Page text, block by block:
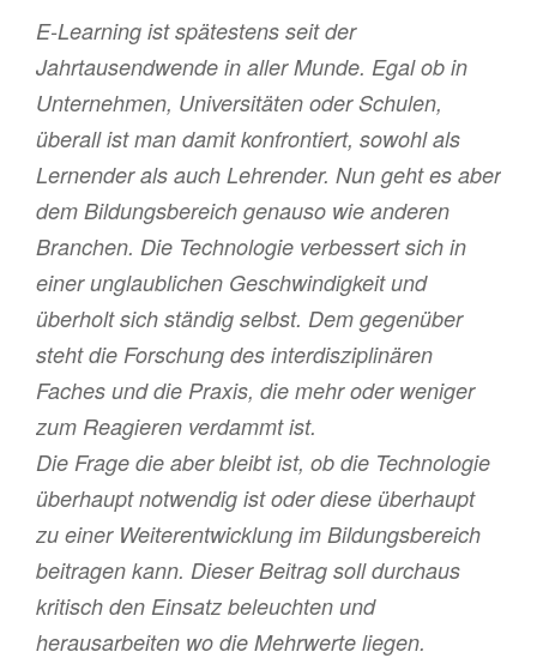
E-Learning ist spätestens seit der
Jahrtausendwende in aller Munde. Egal ob in
Unternehmen, Universitäten oder Schulen,
überall ist man damit konfrontiert, sowohl als
Lernender als auch Lehrender. Nun geht es aber
dem Bildungsbereich genauso wie anderen
Branchen. Die Technologie verbessert sich in
einer unglaublichen Geschwindigkeit und
überholt sich ständig selbst. Dem gegenüber
steht die Forschung des interdisziplinären
Faches und die Praxis, die mehr oder weniger
zum Reagieren verdammt ist.
Die Frage die aber bleibt ist, ob die Technologie
überhaupt notwendig ist oder diese überhaupt
zu einer Weiterentwicklung im Bildungsbereich
beitragen kann. Dieser Beitrag soll durchaus
kritisch den Einsatz beleuchten und
herausarbeiten wo die Mehrwerte liegen.